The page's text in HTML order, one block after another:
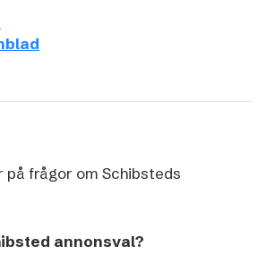
på frågor om Schibsteds
annonsval?